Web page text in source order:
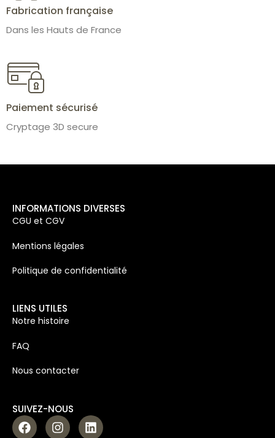
Fabrication française
Dans les Hauts de France
Paiement sécurisé
Cryptage 3D secure
INFORMATIONS DIVERSES
CGU et CGV
Mentions légales
Politique de confidentialité
LIENS UTILES
Notre histoire
FAQ
Nous contacter
SUIVEZ-NOUS